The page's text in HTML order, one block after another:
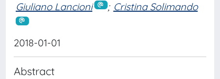
Giuliano Lancioni ; Cristina Solimando
2018-01-01
Abstract